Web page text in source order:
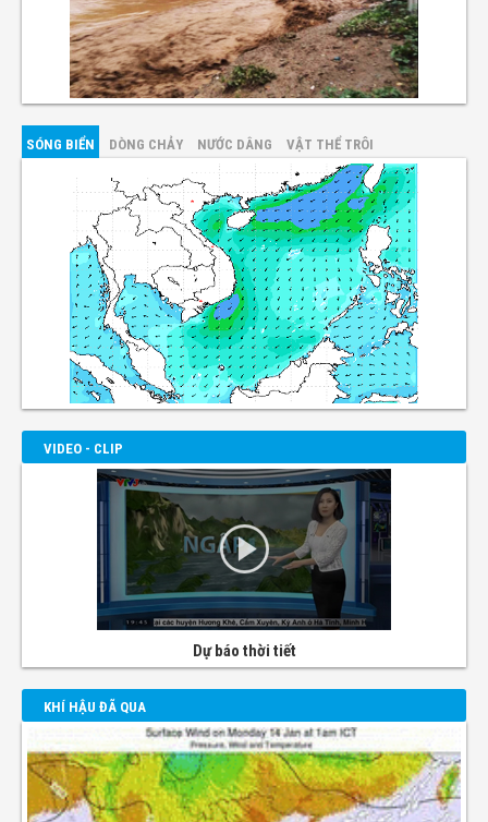
SÓNG BIỂN DÒNG CHẢY NƯỚC DÂNG VẬT THỂ TRÔI
VIDEO - CLIP
Dự báo thời tiết
KHÍ HẬU ĐÃ QUA